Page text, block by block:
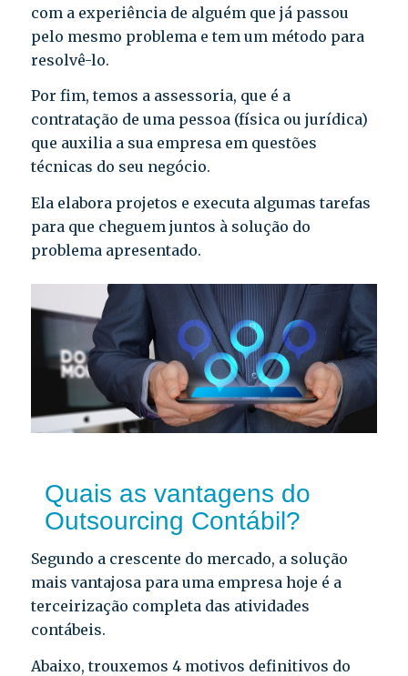
com a experiência de alguém que já passou
pelo mesmo problema e tem um método para
resolvê-lo.
Por fim, temos a assessoria, que é a
contratação de uma pessoa (física ou jurídica)
que auxilia a sua empresa em questões
técnicas do seu negócio.
Ela elabora projetos e executa algumas tarefas
para que cheguem juntos à solução do
problema apresentado.
Quais as vantagens do
Outsourcing Contábil?
Segundo a crescente do mercado, a solução
mais vantajosa para uma empresa hoje é a
terceirização completa das atividades
contábeis.
Abaixo, trouxemos 4 motivos definitivos do